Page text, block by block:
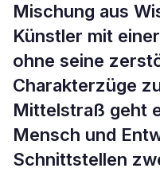
Mischung aus
Künstler mit
ohne seine
Charakterzüge
Mittelstraß geht
Mensch und
Schnittstellen